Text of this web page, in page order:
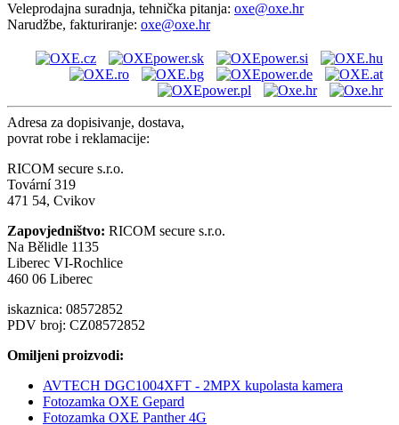
Veleprodajna suradnja, tehnička pitanja: oxe@oxe.hr
Narudžbe, fakturiranje: oxe@oxe.hr
Adresa za dopisivanje, dostava,
povrat robe i reklamacije:
RICOM secure s.r.o.
Tovární 319
471 54, Cvikov
Zapovjedništvo: RICOM secure s.r.o.
Na Bělidle 1135
Liberec VI-Rochlice
460 06 Liberec
iskaznica: 08572852
PDV broj: CZ08572852
Omiljeni proizvodi:
AVTECH DGC1004XFT - 2MPX kupolasta kamera
Fotozamka OXE Gepard
Fotozamka OXE Panther 4G